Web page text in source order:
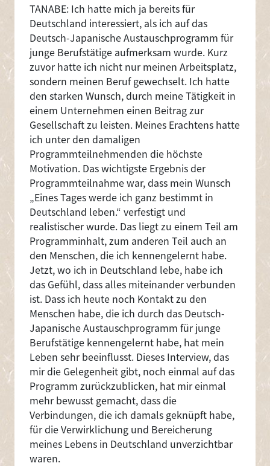
TANABE: Ich hatte mich ja bereits für
Deutschland interessiert, als ich auf das
Deutsch-Japanische Austauschprogramm für
junge Berufstätige aufmerksam wurde. Kurz
zuvor hatte ich nicht nur meinen Arbeitsplatz,
sondern meinen Beruf gewechselt. Ich hatte
den starken Wunsch, durch meine Tätigkeit in
einem Unternehmen einen Beitrag zur
Gesellschaft zu leisten. Meines Erachtens hatte
ich unter den damaligen
Programmteilnehmenden die höchste
Motivation. Das wichtigste Ergebnis der
Programmteilnahme war, dass mein Wunsch
„Eines Tages werde ich ganz bestimmt in
Deutschland leben.“ verfestigt und
realistischer wurde. Das liegt zu einem Teil am
Programminhalt, zum anderen Teil auch an
den Menschen, die ich kennengelernt habe.
Jetzt, wo ich in Deutschland lebe, habe ich
das Gefühl, dass alles miteinander verbunden
ist. Dass ich heute noch Kontakt zu den
Menschen habe, die ich durch das Deutsch-
Japanische Austauschprogramm für junge
Berufstätige kennengelernt habe, hat mein
Leben sehr beeinflusst. Dieses Interview, das
mir die Gelegenheit gibt, noch einmal auf das
Programm zurückzublicken, hat mir einmal
mehr bewusst gemacht, dass die
Verbindungen, die ich damals geknüpft habe,
für die Verwirklichung und Bereicherung
meines Lebens in Deutschland unverzichtbar
waren.